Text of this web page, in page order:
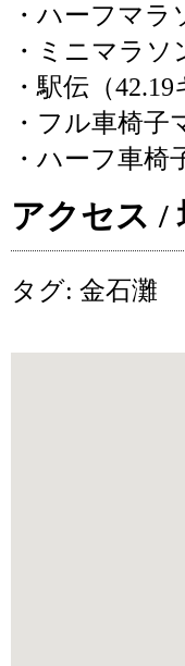
・ハーフマラ
・ミニマラソ
・駅伝（
・フル車椅子
・ハーフ車椅
アクセス /
タグ: 金石灘